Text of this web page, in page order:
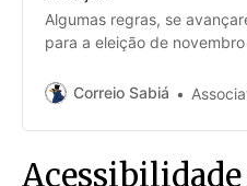
Algumas regras, se
para a eleição de
Correio Sabiá